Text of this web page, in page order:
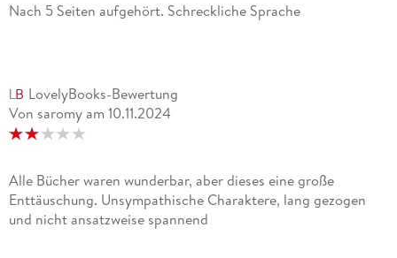
Nach 5 Seiten aufgehört. Schreckliche Sprache
LovelyBooks-Bewertung
Von saromy am 10.11.2024
Alle Bücher waren wunderbar, aber dieses eine große
Enttäuschung. Unsympathische Charaktere, lang gezogen
und nicht ansatzweise spannend